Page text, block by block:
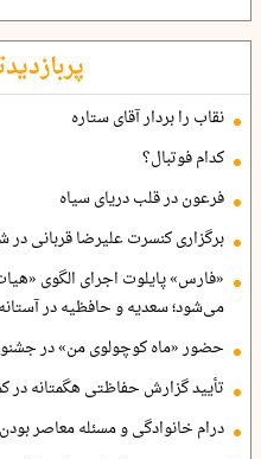
نقاب را بردار آقای ستاره
کدام فوتبال؟
فرعون در قلب دریای سیاه
برگزاری کنسرت علیرضا قربانی در
«فارس» پایلوت اجرای الگوی
می‌شود؛ سعدیه و حافظیه در
حضور «ماه کوچولوی من» در
تأیید گزارش حفاظتی هگمتانه در
درام خانوادگی و مسئله معاصر بودن